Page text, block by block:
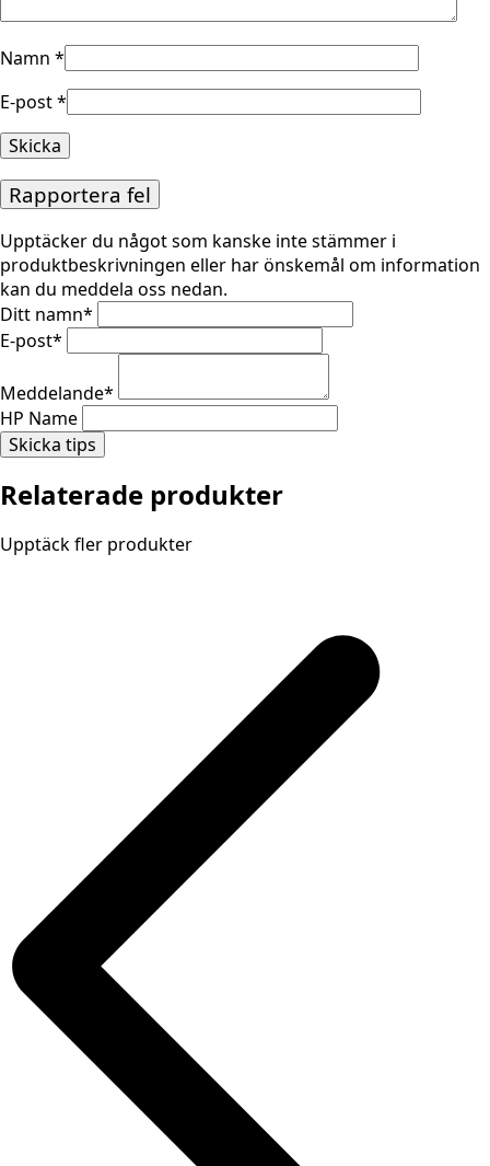
Namn *
E-post*
Rapportera fel
Upptäcker du något som kanske inte stämmer i
produktbeskrivningen eller har önskemål om information
kan du meddela oss nedan.
Ditt namn*
E-post*
Meddelande*
HP Name
Skicka tips
Relaterade produkter
Upptäck fler produkter